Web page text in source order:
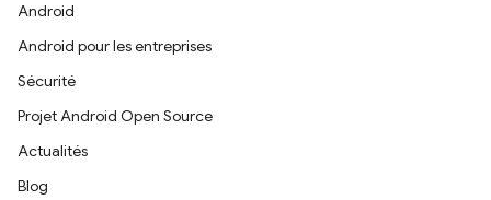
Android
Android pour les entreprises
Sécurité
Projet Android Open Source
Actualités
Blog